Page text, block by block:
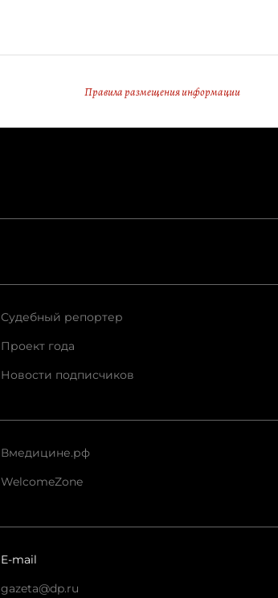
Правила размещения информации
Судебный репортер
Проект года
Новости подписчиков
Вмедицине.рф
WelcomeZone
E-mail
gazeta@dp.ru